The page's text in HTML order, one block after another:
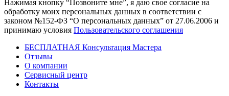
Нажимая кнопку “Позвоните мне”, я даю свое согласие на
обработку моих персональных данных в соответствии с
законом №152-ФЗ “О персональных данных” от 27.06.2006 и
принимаю условия Пользовательского соглашения
БЕСПЛАТНАЯ Консультация Мастера
Отзывы
О компании
Сервисный центр
Контакты